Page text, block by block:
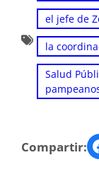
el jefe de
la
Salud
Compartir: Facebook